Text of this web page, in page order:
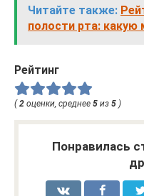
Читайте также:
полости рта:
Рейтинг
(2 оценки, среднее 5 из 5 )
Понравилась